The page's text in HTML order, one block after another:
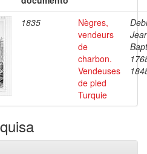
1835
Nègres,
vendeurs
de
charbon.
Vendeuses
de pled
Turquie